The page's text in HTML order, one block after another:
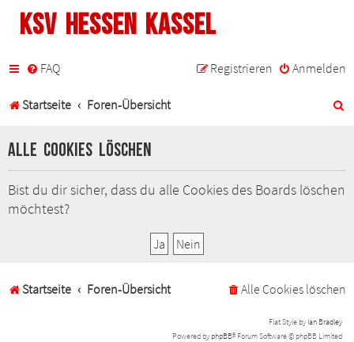
KSV Hessen Kassel
FAQ Anmelden
Registrieren
Startseite Foren-Übersicht
Alle Cookies löschen
Bist du dir sicher, dass du alle Cookies des Boards löschen
möchtest?
Startseite Foren-Übersicht Alle Cookies löschen
Flat Style by Ian Bradley
Powered by phpBB® Forum Software © phpBB Limited